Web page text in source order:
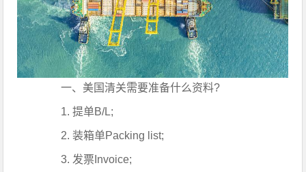
一、美国清关需要准备什么资料?
1. 提单B/L;
2. 装箱单Packing list;
3. 发票Invoice;